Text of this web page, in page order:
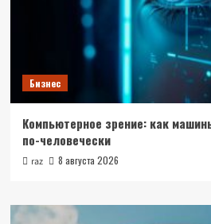
Бизнес
Компьютерное зрение: как
по-человечески
raz 8 августа 2026